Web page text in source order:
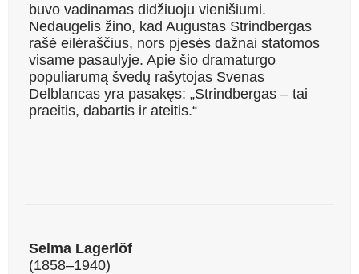
buvo vadinamas didžiuoju vienišiumi.
Nedaugelis žino, kad Augustas Strindbergas
rašė eilėraščius, nors pjesės dažnai statomos
visame pasaulyje. Apie šio dramaturgo
populiarumą švedų rašytojas Svenas
Delblancas yra pasakęs: „Strindbergas – tai
praeitis, dabartis ir ateitis.“
Selma Lagerlöf
(1858–1940)